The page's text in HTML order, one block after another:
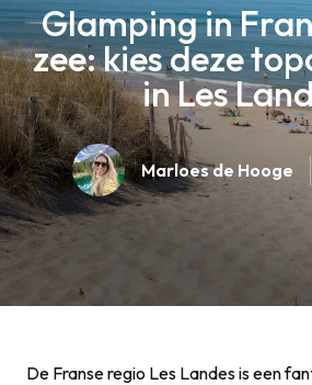
Glamping in
zee: kies deze
in Les
Marloes de Hooge
De Franse regio Les Landes is een